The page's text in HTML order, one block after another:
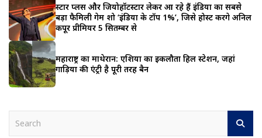
स्टार प्लस और जियोहॉटस्टार लेकर आ रहे हैं इंडिया का सबसे
बड़ा फैमिली गेम शो ‘इंडिया के टॉप 1%’, जिसे होस्ट करेंगे अनिल
कपूर प्रीमियर 5 सितम्बर से
महाराष्ट्र का माथेरान: एशिया का इकलौता हिल स्टेशन, जहां
गाड़ियों की एंट्री है पूरी तरह बैन